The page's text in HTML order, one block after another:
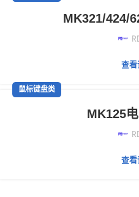
MK321/424/
查
鼠标键盘类
MK125
查